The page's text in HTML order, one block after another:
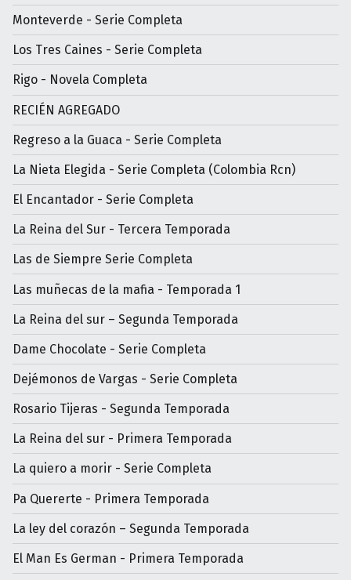
Monteverde - Serie Completa
Los Tres Caines - Serie Completa
Rigo - Novela Completa
RECIÉN AGREGADO
Regreso a la Guaca - Serie Completa
La Nieta Elegida - Serie Completa (Colombia Rcn)
El Encantador - Serie Completa
La Reina del Sur - Tercera Temporada
Las de Siempre Serie Completa
Las muñecas de la mafia - Temporada 1
La Reina del sur – Segunda Temporada
Dame Chocolate - Serie Completa
Dejémonos de Vargas - Serie Completa
Rosario Tijeras - Segunda Temporada
La Reina del sur - Primera Temporada
La quiero a morir - Serie Completa
Pa Quererte - Primera Temporada
La ley del corazón – Segunda Temporada
El Man Es German - Primera Temporada